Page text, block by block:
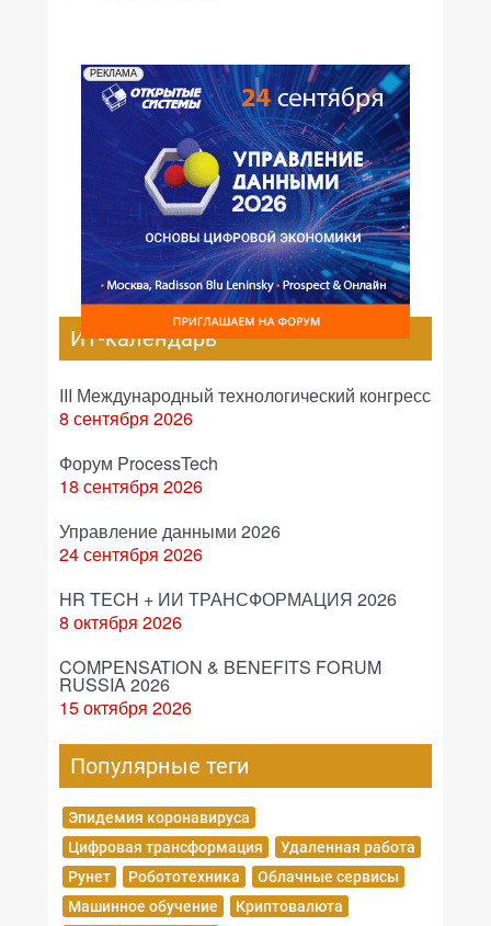
РЕКЛАМА
ИТ-календарь
III Международный технологический конгресс
8 сентября 2026
Форум ProcessTech
18 сентября 2026
Управление данными 2026
24 сентября 2026
HR TECH + ИИ ТРАНСФОРМАЦИЯ 2026
8 октября 2026
COMPENSATION & BENEFITS FORUM
RUSSIA 2026
15 октября 2026
Популярные теги
Эпидемия коронавируса
Цифровая трансформация
Удаленная работа
Рунет
Робототехника
Облачные сервисы
Машинное обучение
Криптовалюта